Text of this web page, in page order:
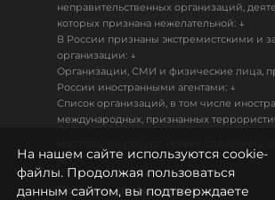
неправительственных организаций,
которых признана нежелательной: ↓
В России признаны экстремистскими и
организации: ↓
Организации, СМИ и физические лица,
России иностранными агентами: ↓
Список организаций, в том числе
международных, признанных
18+
Политика конфиденциальности
На нашем сайте используются cookie-
файлы. Продолжая пользоваться
данным сайтом, вы подтверждаете